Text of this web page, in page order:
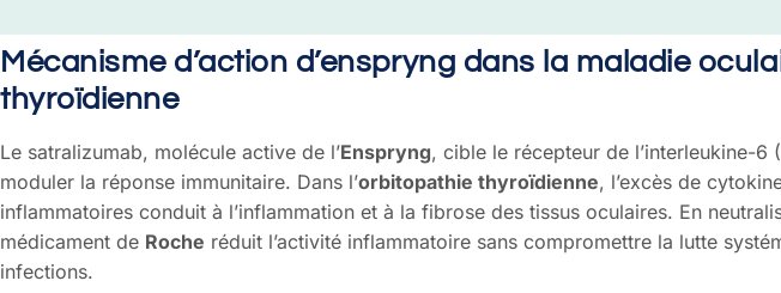
Mécanisme d’action d’enspryng dans la maladie
thyroïdienne
Le satralizumab, molécule active de l’Enspryng, cible le récepteur de l’interleukine-6
moduler la réponse immunitaire. Dans l’orbitopathie thyroïdienne, l’excès de
inflammatoires conduit à l’inflammation et à la fibrose des tissus oculaires. En
médicament de Roche réduit l’activité inflammatoire sans compromettre la lutte
infections.